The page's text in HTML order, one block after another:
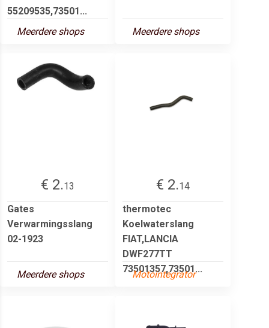
55209535,73501...
Meerdere shops
Meerdere shops
€ 2.13
Gates
Verwarmingsslang
02-1923
Meerdere shops
€ 2.14
thermotec
Koelwaterslang
FIAT,LANCIA
DWF277TT
73501357,73501...
Motointegrator